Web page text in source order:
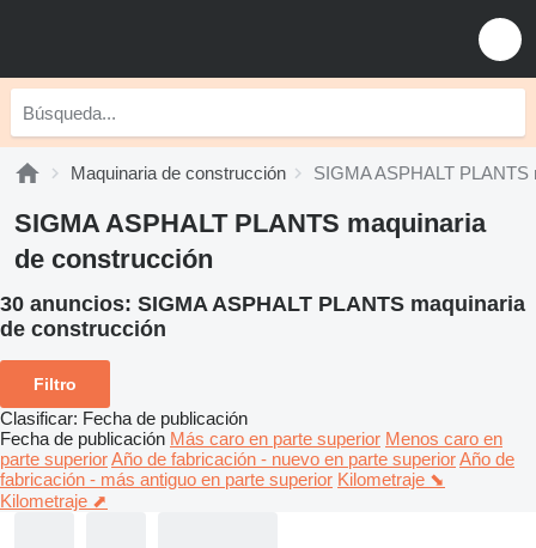
Maquinaria de construcción SIGMA ASPHALT
SIGMA ASPHALT PLANTS maquinaria
de construcción
30 anuncios: SIGMA ASPHALT PLANTS maquinaria
de construcción
Filtro
Clasificar: Fecha de publicación
Fecha de publicación Más caro en parte superior Menos caro en
parte superiorAño de fabricación - nuevo en parte superiorAño de
fabricación - más antiguo en parte superior Kilometraje ⬊
Kilometraje ⬈